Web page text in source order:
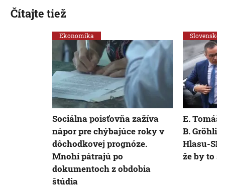
Čítajte tiež
Ekonomika
Sociálna poisťovňa zažíva
nápor pre chýbajúce roky v
dôchodkovej prognóze.
Mnohí pátrajú po
dokumentoch z obdobia
štúdia
Slovensko
E. Tomáš
B.
Hlasu-
že by to